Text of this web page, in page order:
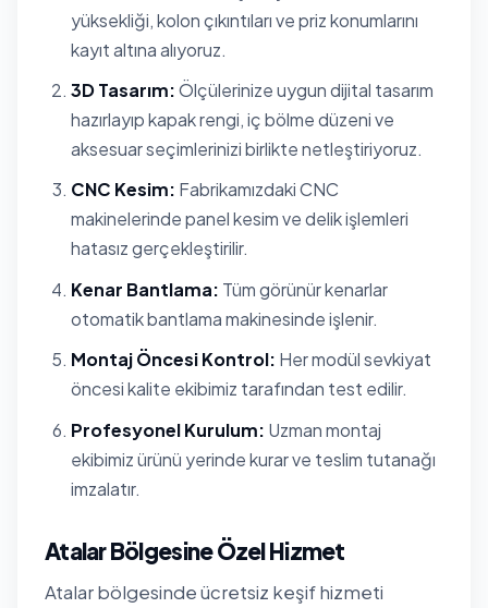
yüksekliği, kolon çıkıntıları ve priz konumlarını
kayıt altına alıyoruz.
3D Tasarım:Ölçülerinize uygun dijital tasarım
hazırlayıp kapak rengi, iç bölme düzeni ve
aksesuar seçimlerinizi birlikte netleştiriyoruz.
CNC Kesim: Fabrikamızdaki CNC
makinelerinde panel kesim ve delik işlemleri
hatasız gerçekleştirilir.
Kenar Bantlama: Tüm görünür kenarlar
otomatik bantlama makinesinde işlenir.
Montaj Öncesi Kontrol: Her modül sevkiyat
öncesi kalite ekibimiz tarafından test edilir.
Profesyonel Kurulum: Uzman montaj
ekibimiz ürünü yerinde kurar ve teslim tutanağı
imzalatır.
Atalar Bölgesine Özel Hizmet
Atalar bölgesinde ücretsiz keşif hizmeti